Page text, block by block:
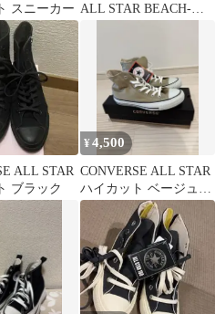
スニーカー ALL STAR BEACH-
ALL STAR
ブラック
¥4,500
CONVERSE ALL STAR
ハイカット ベージュ
24.5cm